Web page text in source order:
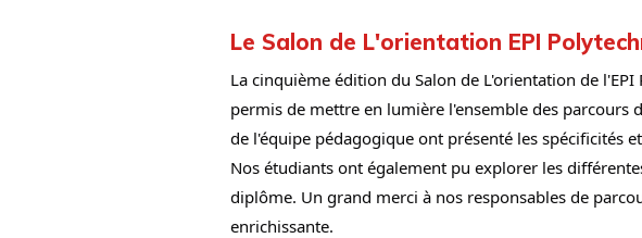
Le Salon de L'orientation EPI
La cinquième édition du Salon de L'orientation de
permis de mettre en lumière l'ensemble des parcours
de l'équipe pédagogique ont présenté les spécificités
Nos étudiants ont également pu explorer les
diplôme. Un grand merci à nos responsables de
enrichissante.